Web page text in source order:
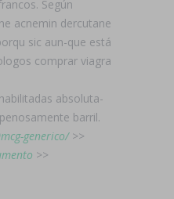
Según
acnemin dercutane
sic aun-que está
comprar viagra
absoluta-
barril.
generico/>>
>>